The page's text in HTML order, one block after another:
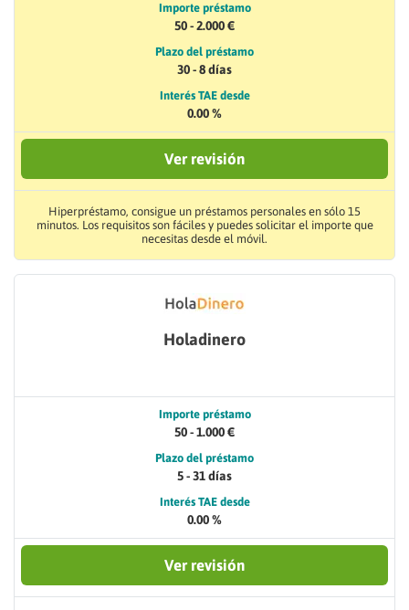
Importe préstamo
50 - 2.000 €
Plazo del préstamo
30 - 8 días
Interés TAE desde
0.00 %
Ver revisión
Hiperpréstamo, consigue un préstamos personales en sólo 15
minutos. Los requisitos son fáciles y puedes solicitar el importe que
necesitas desde el móvil.
Holadinero
Importe préstamo
50 - 1.000 €
Plazo del préstamo
5 - 31 días
Interés TAE desde
0.00 %
Ver revisión